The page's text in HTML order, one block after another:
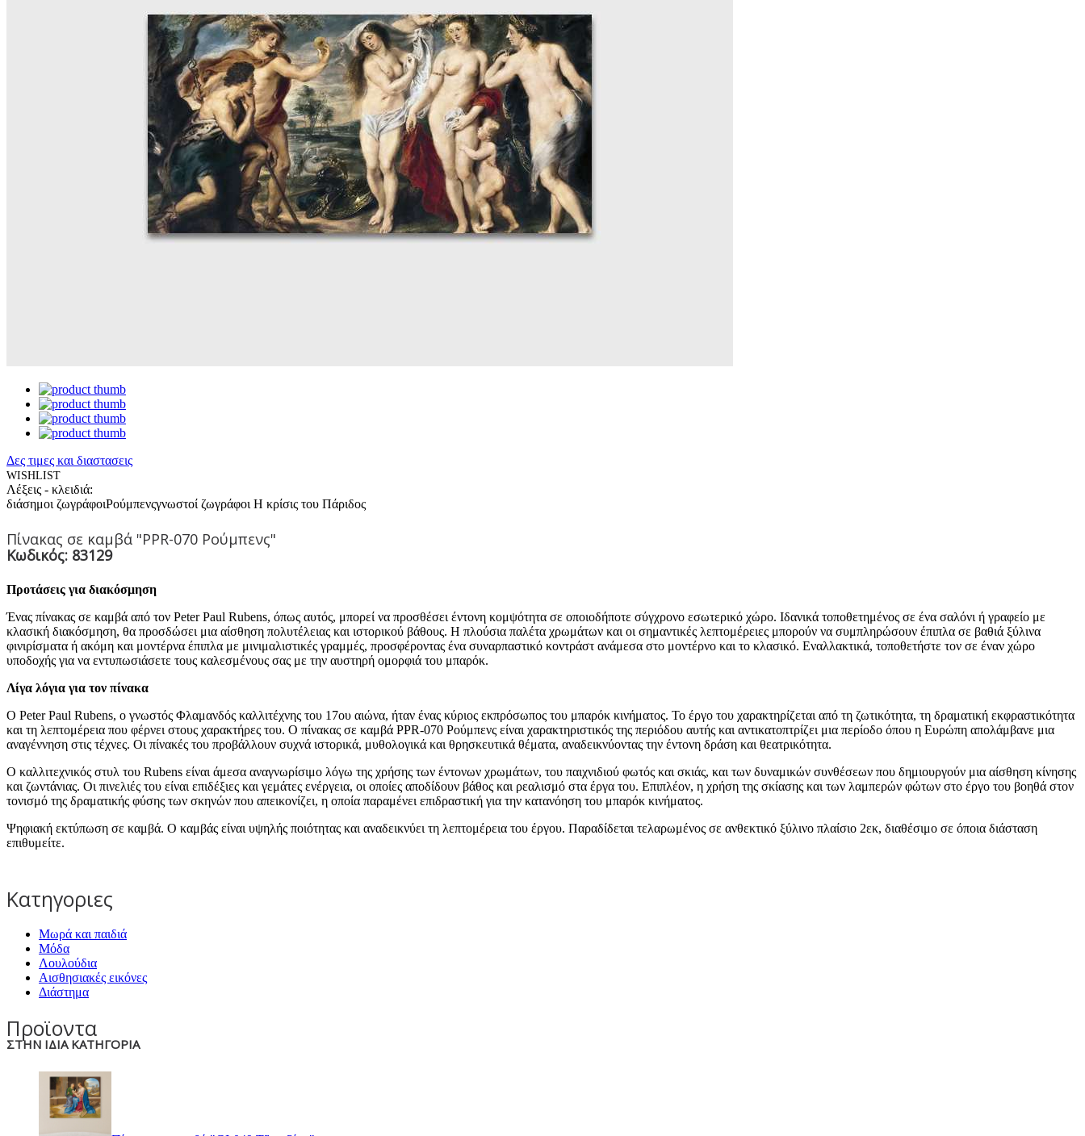
Δες τιμες και διαστασεις
WISHLIST
Λέξεις - κλειδιά:
διάσημοι ζωγράφοιΡούμπενςγνωστοί ζωγράφοι Η κρίσις του Πάριδος
Πίνακας σε καμβά "PPR-070 Ρούμπενς"
Κωδικός: 83129
Προτάσεις για διακόσμηση
Ένας πίνακας σε καμβά από τον Peter Paul Rubens, όπως αυτός, μπορεί να προσθέσει έντονη κομψότητα σε οποιοδήποτε σύγχρονο εσωτερικό χώρο. Ιδανικά τοποθετημένος σε ένα σαλόνι ή γραφείο με
κλασική διακόσμηση, θα προσδώσει μια αίσθηση πολυτέλειας και ιστορικού βάθους. Η πλούσια παλέτα χρωμάτων και οι σημαντικές λεπτομέρειες μπορούν να συμπληρώσουν έπιπλα σε βαθιά ξύλινα
φινιρίσματα ή ακόμη και μοντέρνα έπιπλα με μινιμαλιστικές γραμμές, προσφέροντας ένα συναρπαστικό κοντράστ ανάμεσα στο μοντέρνο και το κλασικό. Εναλλακτικά, τοποθετήστε τον σε έναν χώρο
υποδοχής για να εντυπωσιάσετε τους καλεσμένους σας με την αυστηρή ομορφιά του μπαρόκ.
Λίγα λόγια για τον πίνακα
Ο Peter Paul Rubens, ο γνωστός Φλαμανδός καλλιτέχνης του 17ου αιώνα, ήταν ένας κύριος εκπρόσωπος του μπαρόκ κινήματος. Το έργο του χαρακτηρίζεται από τη ζωτικότητα, τη δραματική εκφραστικότητα
και τη λεπτομέρεια που φέρνει στους χαρακτήρες του. Ο πίνακας σε καμβά PPR-070 Ρούμπενς είναι χαρακτηριστικός της περιόδου αυτής και αντικατοπτρίζει μια περίοδο όπου η Ευρώπη απολάμβανε μια
αναγέννηση στις τέχνες. Οι πίνακές του προβάλλουν συχνά ιστορικά, μυθολογικά και θρησκευτικά θέματα, αναδεικνύοντας την έντονη δράση και θεατρικότητα.
Ο καλλιτεχνικός στυλ του Rubens είναι άμεσα αναγνωρίσιμο λόγω της χρήσης των έντονων χρωμάτων, του παιχνιδιού φωτός και σκιάς, και των δυναμικών συνθέσεων που δημιουργούν μια αίσθηση κίνησης
και ζωντάνιας. Οι πινελιές του είναι επιδέξιες και γεμάτες ενέργεια, οι οποίες αποδίδουν βάθος και ρεαλισμό στα έργα του. Επιπλέον, η χρήση της σκίασης και των λαμπερών φώτων στο έργο του βοηθά στον
τονισμό της δραματικής φύσης των σκηνών που απεικονίζει, η οποία παραμένει επιδραστική για την κατανόηση του μπαρόκ κινήματος.
Ψηφιακή εκτύπωση σε καμβά. Ο καμβάς είναι υψηλής ποιότητας και αναδεικνύει τη λεπτομέρεια του έργου. Παραδίδεται τελαρωμένος σε ανθεκτικό ξύλινο πλαίσιο 2εκ, διαθέσιμο σε όποια διάσταση
επιθυμείτε.
Κατηγοριες
Μωρά και παιδιά
Μόδα
Λουλούδια
Αισθησιακές εικόνες
Διάστημα
Προϊοντα
ΣΤΗΝ ΙΔΙΑ ΚΑΤΗΓΟΡΙΑ